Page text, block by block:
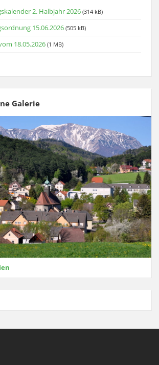
2. Halbjahr 2026 (314 kB)
15.06.2026 (505 kB)
18.05.2026 (1 MB)
Galerie